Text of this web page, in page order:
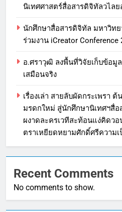
นิเทศศาสตร์สื่อสารดิจิทัลวไล
นักศึกษาสื่อสารดิจิทัล มหาวิท
ร่วมงาน iCreator Conference
อ.ศราวุฒิ ลงพื้นที่วิจัยเก็บข้อ
เสมือนจริง
เรื่องเล่า สายลับผัดกระเพรา
มรดกใหม่ สู่นักศึกษานิเทศฯสื่
ผงาดละครเวทีสะท้อนแง่คิดว
ตราเหยียดหยามศักดิ์ศรีความ
Recent Comments
No comments to show.